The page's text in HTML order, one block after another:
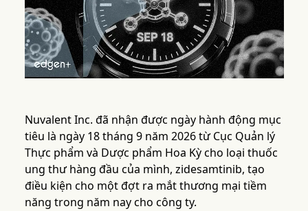
Nuvalent Inc. đã nhận được ngày hành động mục
tiêu là ngày 18 tháng 9 năm 2026 từ Cục Quản lý
Thực phẩm và Dược phẩm Hoa Kỳ cho loại thuốc
ung thư hàng đầu của mình, zidesamtinib, tạo
điều kiện cho một đợt ra mắt thương mại tiềm
năng trong năm nay cho công ty.